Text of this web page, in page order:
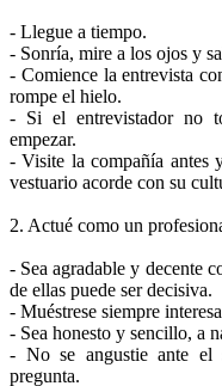
- Llegue a tiempo.
- Sonría, mire a los ojos y
- Comience la entrevista
rompe el hielo.
- Si el entrevistador no
empezar.
- Visite la compañía antes
vestuario acorde con su
2. Actué como un
- Sea agradable y decente
de ellas puede ser decisiva.
- Muéstrese siempre
- Sea honesto y sencillo, a
- No se angustie ante el
pregunta.